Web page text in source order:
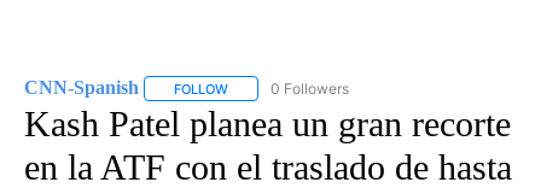
CNN-Spanish FOLLOW FOLLOW "CNN-SPANISH" TO RECEIVE
0 Followers
Kash Patel planea un gran recorte
en la ATF con el traslado de hasta